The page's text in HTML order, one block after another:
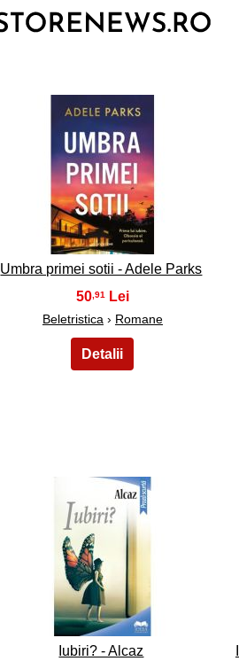
3
Umbra primei sotii - Adele Parks
50,91
Beletristica › Romane
Iubiri? - Alcaz